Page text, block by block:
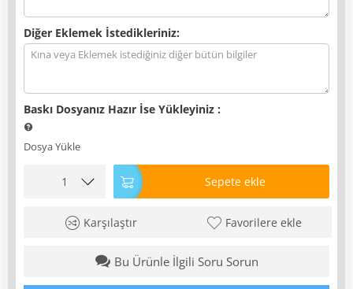
Diğer Eklemek İstedikleriniz:
Baskı Dosyanız Hazır İse Yükleyiniz :
Dosya Yükle
Sepete ekle
Karşılaştır Favorilere ekle
Bu Ürünle İlgili Soru Sorun